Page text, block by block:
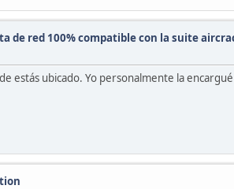
de red 100% compatible con la suite
estás ubicado. Yo personalmente la